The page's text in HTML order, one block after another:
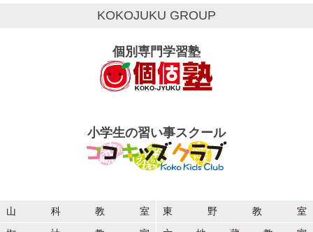
KOKOJUKU GROUP
個別専門学習塾
小学生の習い事スクール
山科教室
東野教室